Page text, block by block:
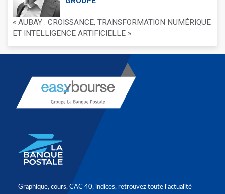
« AUBAY : CROISSANCE, TRANSFORMATION NUMÉRIQUE
ET INTELLIGENCE ARTIFICIELLE »
Graphique, cours, CAC 40, indices, retrouvez toute l'actualité